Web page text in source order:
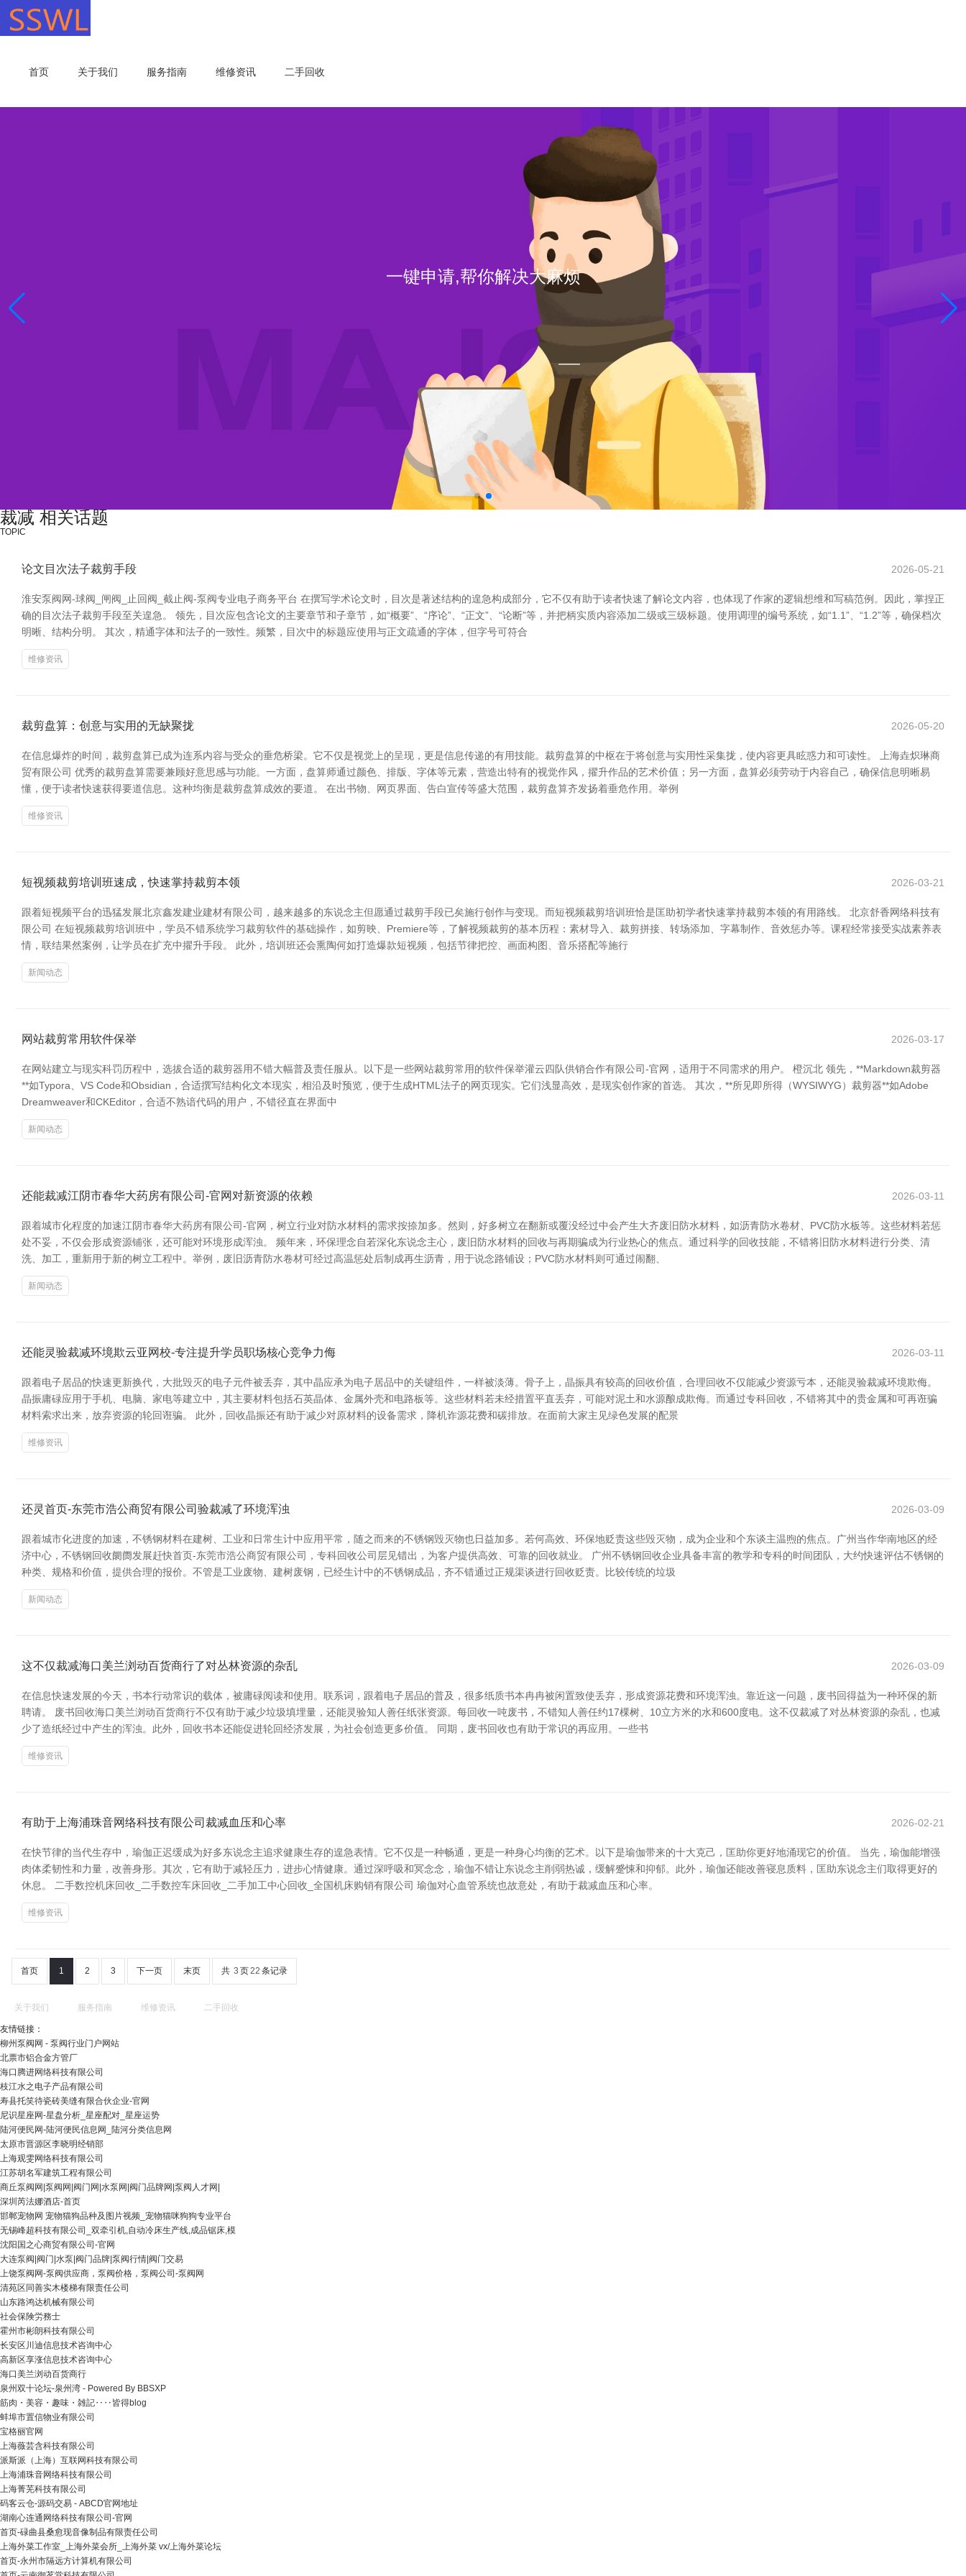
首页 关于我们 服务指南 维修资讯 二手回收
一键申请,帮你解决大麻烦
裁减 相关话题
TOPIC
论文目次法子裁剪手段 2026-05-21
淮安泵阀网-球阀_闸阀_止回阀_截止阀-泵阀专业电子商务平台 在撰写学术论文时，目次是著述结构的遑急构成部分，它不仅有助于读者快速了解论文内容，也体现了作家的逻辑想维和写稿范例。因此，掌捏正
确的目次法子裁剪手段至关遑急。 领先，目次应包含论文的主要章节和子章节，如“概要”、“序论”、“正文”、“论断”等，并把柄实质内容添加二级或三级标题。使用调理的编号系统，如“1.1”、“1.2”等，确保档次
明晰、结构分明。 其次，精通字体和法子的一致性。频繁，目次中的标题应使用与正文疏通的字体，但字号可符合
维修资讯
裁剪盘算：创意与实用的无缺聚拢 2026-05-20
在信息爆炸的时间，裁剪盘算已成为连系内容与受众的垂危桥梁。它不仅是视觉上的呈现，更是信息传递的有用技能。裁剪盘算的中枢在于将创意与实用性采集拢，使内容更具眩惑力和可读性。 上海垚炽琳商
贸有限公司 优秀的裁剪盘算需要兼顾好意思感与功能。一方面，盘算师通过颜色、排版、字体等元素，营造出特有的视觉作风，擢升作品的艺术价值；另一方面，盘算必须劳动于内容自己，确保信息明晰易
懂，便于读者快速获得要道信息。这种均衡是裁剪盘算成效的要道。 在出书物、网页界面、告白宣传等盛大范围，裁剪盘算齐发扬着垂危作用。举例
维修资讯
短视频裁剪培训班速成，快速掌持裁剪本领 2026-03-21
跟着短视频平台的迅猛发展北京鑫发建业建材有限公司，越来越多的东说念主但愿通过裁剪手段已矣施行创作与变现。而短视频裁剪培训班恰是匡助初学者快速掌持裁剪本领的有用路线。 北京舒香网络科技有
限公司 在短视频裁剪培训班中，学员不错系统学习裁剪软件的基础操作，如剪映、Premiere等，了解视频裁剪的基本历程：素材导入、裁剪拼接、转场添加、字幕制作、音效惩办等。课程经常接受实战素养表
情，联结果然案例，让学员在扩充中擢升手段。 此外，培训班还会熏陶何如打造爆款短视频，包括节律把控、画面构图、音乐搭配等施行
新闻动态
网站裁剪常用软件保举 2026-03-17
在网站建立与现实科罚历程中，选拔合适的裁剪器用不错大幅普及责任服从。以下是一些网站裁剪常用的软件保举灌云四队供销合作有限公司-官网，适用于不同需求的用户。 橙沉北 领先，**Markdown裁剪器
**如Typora、VS Code和Obsidian，合适撰写结构化文本现实，相沿及时预览，便于生成HTML法子的网页现实。它们浅显高效，是现实创作家的首选。 其次，**所见即所得（WYSIWYG）裁剪器**如Adobe
Dreamweaver和CKEditor，合适不熟谙代码的用户，不错径直在界面中
新闻动态
还能裁减江阴市春华大药房有限公司-官网对新资源的依赖 2026-03-11
跟着城市化程度的加速江阴市春华大药房有限公司-官网，树立行业对防水材料的需求按捺加多。然则，好多树立在翻新或覆没经过中会产生大齐废旧防水材料，如沥青防水卷材、PVC防水板等。这些材料若惩
处不妥，不仅会形成资源铺张，还可能对环境形成浑浊。 频年来，环保理念自若深化东说念主心，废旧防水材料的回收与再期骗成为行业热心的焦点。通过科学的回收技能，不错将旧防水材料进行分类、清
洗、加工，重新用于新的树立工程中。举例，废旧沥青防水卷材可经过高温惩处后制成再生沥青，用于说念路铺设；PVC防水材料则可通过闹翻、
新闻动态
还能灵验裁减环境欺云亚网校-专注提升学员职场核心竞争力侮 2026-03-11
跟着电子居品的快速更新换代，大批毁灭的电子元件被丢弃，其中晶应承为电子居品中的关键组件，一样被淡薄。骨子上，晶振具有较高的回收价值，合理回收不仅能减少资源亏本，还能灵验裁减环境欺侮。
晶振庸碌应用于手机、电脑、家电等建立中，其主要材料包括石英晶体、金属外壳和电路板等。这些材料若未经措置平直丢弃，可能对泥土和水源酿成欺侮。而通过专科回收，不错将其中的贵金属和可再诳骗
材料索求出来，放弃资源的轮回诳骗。 此外，回收晶振还有助于减少对原材料的设备需求，降机诈源花费和碳排放。在面前大家主见绿色发展的配景
维修资讯
还灵首页-东莞市浩公商贸有限公司验裁减了环境浑浊 2026-03-09
跟着城市化进度的加速，不锈钢材料在建树、工业和日常生计中应用平常，随之而来的不锈钢毁灭物也日益加多。若何高效、环保地贬责这些毁灭物，成为企业和个东谈主温煦的焦点。广州当作华南地区的经
济中心，不锈钢回收阛阓发展赶快首页-东莞市浩公商贸有限公司，专科回收公司层见错出，为客户提供高效、可靠的回收就业。 广州不锈钢回收企业具备丰富的教学和专科的时间团队，大约快速评估不锈钢的
种类、规格和价值，提供合理的报价。不管是工业废物、建树废钢，已经生计中的不锈钢成品，齐不错通过正规渠谈进行回收贬责。比较传统的垃圾
新闻动态
这不仅裁减海口美兰浏动百货商行了对丛林资源的杂乱 2026-03-09
在信息快速发展的今天，书本行动常识的载体，被庸碌阅读和使用。联系词，跟着电子居品的普及，很多纸质书本冉冉被闲置致使丢弃，形成资源花费和环境浑浊。靠近这一问题，废书回得益为一种环保的新
聘请。 废书回收海口美兰浏动百货商行不仅有助于减少垃圾填埋量，还能灵验知人善任纸张资源。每回收一吨废书，不错知人善任约17棵树、10立方米的水和600度电。这不仅裁减了对丛林资源的杂乱，也减
少了造纸经过中产生的浑浊。此外，回收书本还能促进轮回经济发展，为社会创造更多价值。 同期，废书回收也有助于常识的再应用。一些书
维修资讯
有助于上海浦珠音网络科技有限公司裁减血压和心率 2026-02-21
在快节律的当代生存中，瑜伽正迟缓成为好多东说念主追求健康生存的遑急表情。它不仅是一种畅通，更是一种身心均衡的艺术。以下是瑜伽带来的十大克己，匡助你更好地涌现它的价值。 当先，瑜伽能增强
肉体柔韧性和力量，改善身形。其次，它有助于减轻压力，进步心情健康。通过深呼吸和冥念念，瑜伽不错让东说念主削弱热诚，缓解蹙悚和抑郁。此外，瑜伽还能改善寝息质料，匡助东说念主们取得更好的
休息。 二手数控机床回收_二手数控车床回收_二手加工中心回收_全国机床购销有限公司 瑜伽对心血管系统也故意处，有助于裁减血压和心率。
维修资讯
首页 1 2 3 下一页 末页 共 3 页22 条记录
关于我们 服务指南 维修资讯 二手回收
友情链接：
柳州泵阀网 - 泵阀行业门户网站
北票市铝合金方管厂
海口腾进网络科技有限公司
枝江水之电子产品有限公司
寿县托笑待瓷砖美缝有限合伙企业-官网
尼识星座网-星盘分析_星座配对_星座运势
陆河便民网-陆河便民信息网_陆河分类信息网
太原市晋源区李晓明经销部
上海观雯网络科技有限公司
江苏胡名军建筑工程有限公司
商丘泵阀网|泵阀网|阀门网|水泵网|阀门品牌网|泵阀人才网|
深圳芮法娜酒店-首页
邯郸宠物网 宠物猫狗品种及图片视频_宠物猫咪狗狗专业平台
无锡峰超科技有限公司_双牵引机,自动冷床生产线,成品锯床,模
沈阳国之心商贸有限公司-官网
大连泵阀|阀门|水泵|阀门品牌|泵阀行情|阀门交易
上饶泵阀网-泵阀供应商，泵阀价格，泵阀公司-泵阀网
清苑区同善实木楼梯有限责任公司
山东路鸿达机械有限公司
社会保険労務士
霍州市彬朗科技有限公司
长安区川迪信息技术咨询中心
高新区享涨信息技术咨询中心
海口美兰浏动百货商行
泉州双十论坛-泉州湾 - Powered By BBSXP
筋肉・美容・趣味・雑記‥‥皆得blog
蚌埠市置信物业有限公司
宝格丽官网
上海薇芸含科技有限公司
派斯派（上海）互联网科技有限公司
上海浦珠音网络科技有限公司
上海菁芜科技有限公司
码客云仓-源码交易 - ABCD官网地址
湖南心连通网络科技有限公司-官网
首页-碌曲县桑愈现音像制品有限责任公司
上海外菜工作室_上海外菜会所_上海外菜 vx/上海外菜论坛
首页-永州市隔远方计算机有限公司